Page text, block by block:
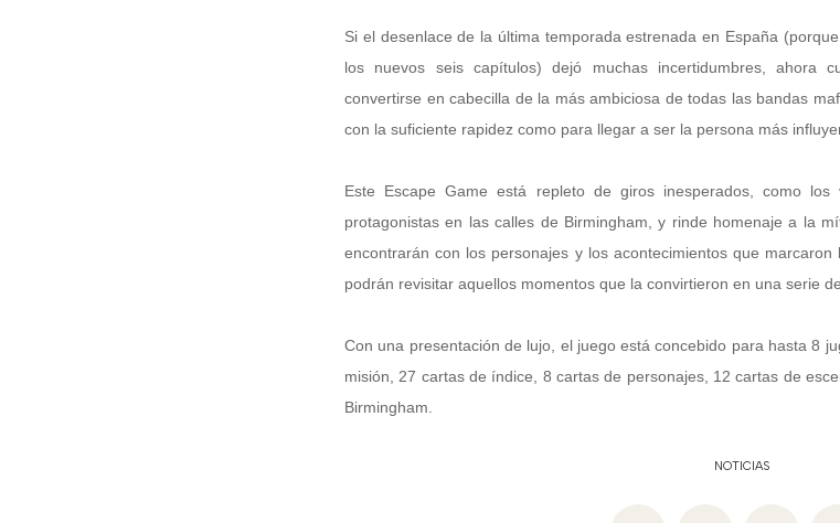
Si el desenlace de la última temporada estrenada en España
los nuevos seis capítulos) dejó muchas incertidumbres, ahora
convertirse en cabecilla de la más ambiciosa de todas las bandas
con la suficiente rapidez como para llegar a ser la persona más
Este Escape Game está repleto de giros inesperados, como
protagonistas en las calles de Birmingham, y rinde homenaje a la
encontrarán con los personajes y los acontecimientos que
podrán revisitar aquellos momentos que la convirtieron en una serie
Con una presentación de lujo, el juego está concebido para hasta 8
misión, 27 cartas de índice, 8 cartas de personajes, 12 cartas de
Birmingham.
NOTICIAS